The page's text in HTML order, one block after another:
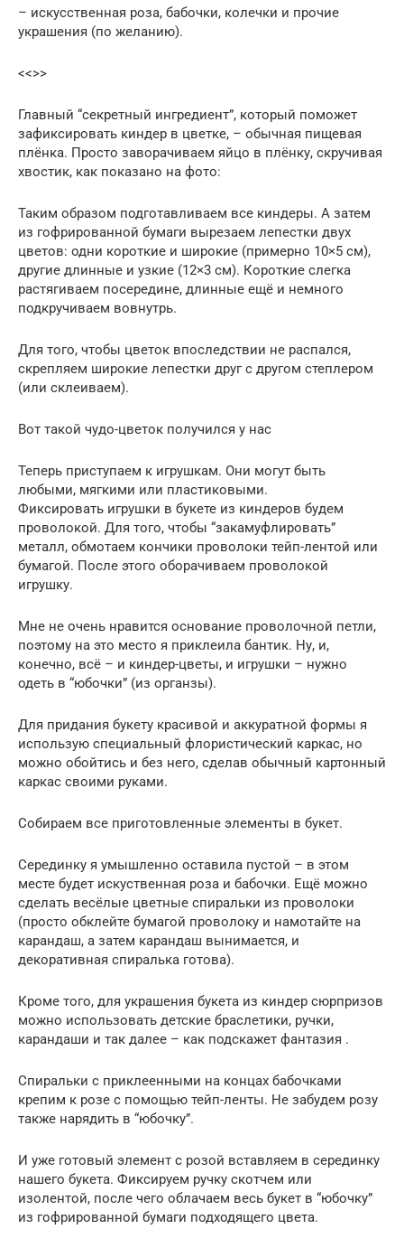
– искусственная роза, бабочки, колечки и прочие
украшения (по желанию).
<<>>
Главный “секретный ингредиент”, который поможет
зафиксировать киндер в цветке, – обычная пищевая
плёнка. Просто заворачиваем яйцо в плёнку, скручивая
хвостик, как показано на фото:
Таким образом подготавливаем все киндеры. А затем
из гофрированной бумаги вырезаем лепестки двух
цветов: одни короткие и широкие (примерно 10×5 см),
другие длинные и узкие (12×3 см). Короткие слегка
растягиваем посередине, длинные ещё и немного
подкручиваем вовнутрь.
Для того, чтобы цветок впоследствии не распался,
скрепляем широкие лепестки друг с другом степлером
(или склеиваем).
Вот такой чудо-цветок получился у нас
Теперь приступаем к игрушкам. Они могут быть
любыми, мягкими или пластиковыми.
Фиксировать игрушки в букете из киндеров будем
проволокой. Для того, чтобы “закамуфлировать”
металл, обмотаем кончики проволоки тейп-лентой или
бумагой. После этого оборачиваем проволокой
игрушку.
Мне не очень нравится основание проволочной петли,
поэтому на это место я приклеила бантик. Ну, и,
конечно, всё – и киндер-цветы, и игрушки – нужно
одеть в “юбочки” (из органзы).
Для придания букету красивой и аккуратной формы я
использую специальный флористический каркас, но
можно обойтись и без него, сделав обычный картонный
каркас своими руками.
Собираем все приготовленные элементы в букет.
Серединку я умышленно оставила пустой – в этом
месте будет искуственная роза и бабочки. Ещё можно
сделать весёлые цветные спиральки из проволоки
(просто обклейте бумагой проволоку и намотайте на
карандаш, а затем карандаш вынимается, и
декоративная спиралька готова).
Кроме того, для украшения букета из киндер сюрпризов
можно использовать детские браслетики, ручки,
карандаши и так далее – как подскажет фантазия .
Спиральки с приклеенными на концах бабочками
крепим к розе с помощью тейп-ленты. Не забудем розу
также нарядить в “юбочку”.
И уже готовый элемент с розой вставляем в серединку
нашего букета. Фиксируем ручку скотчем или
изолентой, после чего облачаем весь букет в “юбочку”
из гофрированной бумаги подходящего цвета.